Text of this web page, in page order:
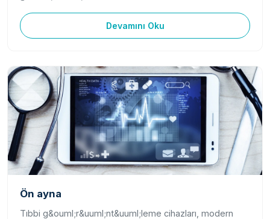
Devamını Oku
Ön ayna
Tıbbi g&ouml;r&uuml;nt&uuml;leme cihazları, modern